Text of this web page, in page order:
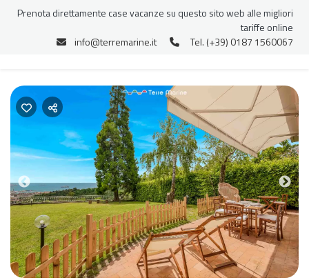
Previous
Prenota direttamente case vacanze su questo sito web alle migliori
tariffe online
info@terremarine.it
Tel. (+39) 0187 1560067